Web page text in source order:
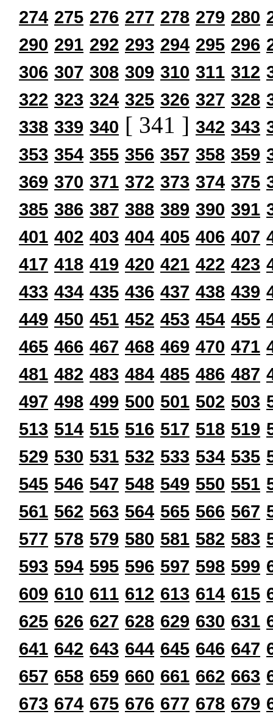
274 275 276 277 278 279 280
290 291 292 293 294 295 296
306 307 308 309 310 311 312
322 323 324 325 326 327 328
338 339 340 [ 341 ] 342 343
353 354 355 356 357 358 359
369 370 371 372 373 374 375
385 386 387 388 389 390 391
401 402 403 404 405 406 407
417 418 419 420 421 422 423
433 434 435 436 437 438 439
449 450 451 452 453 454 455
465 466 467 468 469 470 471
481 482 483 484 485 486 487
497 498 499 500 501 502 503
513 514 515 516 517 518 519
529 530 531 532 533 534 535
545 546 547 548 549 550 551
561 562 563 564 565 566 567
577 578 579 580 581 582 583
593 594 595 596 597 598 599
609 610 611 612 613 614 615
625 626 627 628 629 630 631
641 642 643 644 645 646 647
657 658 659 660 661 662 663
673 674 675 676 677 678 679